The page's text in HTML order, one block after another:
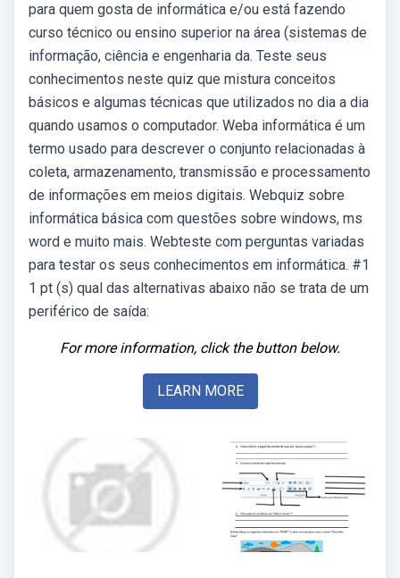
para quem gosta de informática e/ou está fazendo
curso técnico ou ensino superior na área (sistemas de
informação, ciência e engenharia da. Teste seus
conhecimentos neste quiz que mistura conceitos
básicos e algumas técnicas que utilizados no dia a dia
quando usamos o computador. Weba informática é um
termo usado para descrever o conjunto relacionadas à
coleta, armazenamento, transmissão e processamento
de informações em meios digitais. Webquiz sobre
informática básica com questões sobre windows, ms
word e muito mais. Webteste com perguntas variadas
para testar os seus conhecimentos em informática. #1
1 pt (s) qual das alternativas abaixo não se trata de um
periférico de saída:
For more information, click the button below.
LEARN MORE